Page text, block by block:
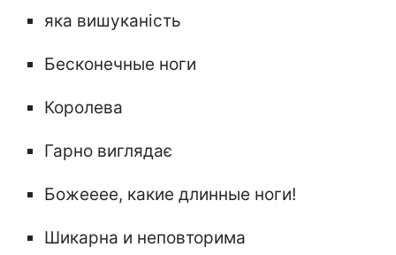
яка вишуканість
Бесконечные ноги
Королева
Гарно виглядає
Божееее, какие длинные ноги!
Шикарна и неповторима